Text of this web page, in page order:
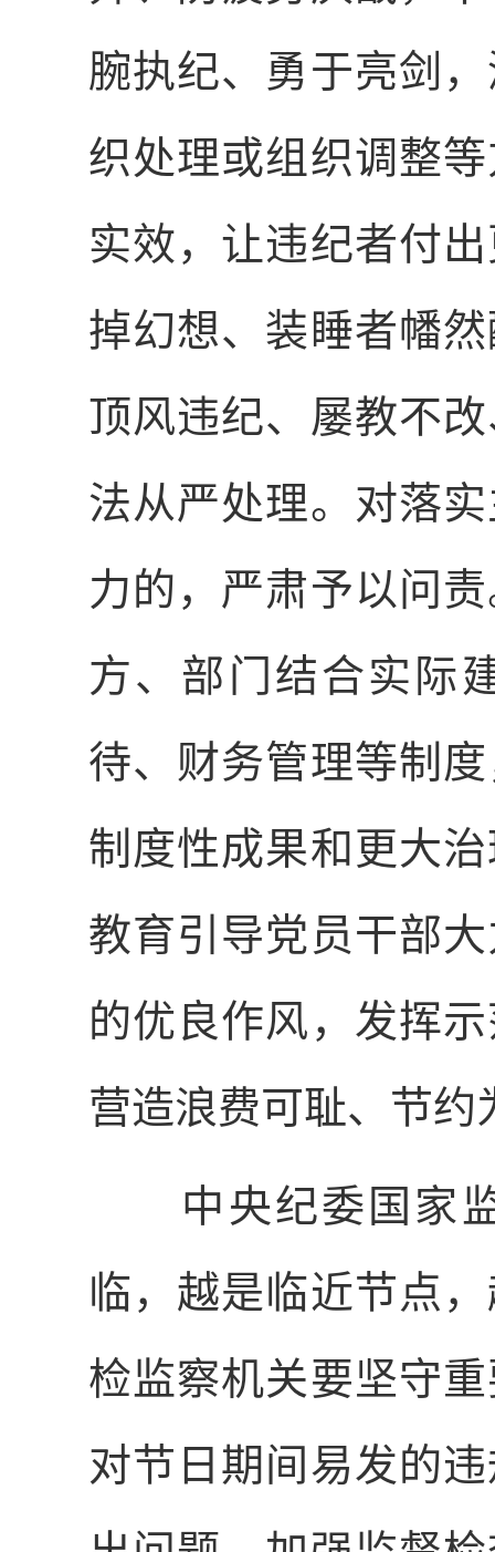
腕执纪、勇于亮剑
织处理或组织调整
实效，让违纪者付
掉幻想、装睡者幡
顶风违纪、屡教不
法从严处理。对落
力的，严肃予以问
方、部门结合实际
待、财务管理等制
制度性成果和更大
教育引导党员干部
的优良作风，发挥
营造浪费可耻、节约
中央纪委国家监
临，越是临近节点
检监察机关要坚守
对节日期间易发的